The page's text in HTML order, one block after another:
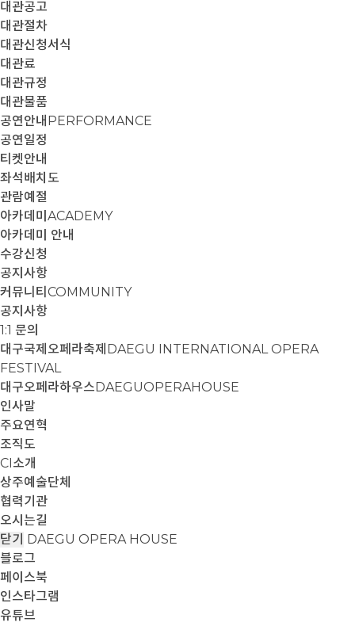
대관공고
대관절차
대관신청서식
대관료
대관규정
대관물품
공연안내 PERFORMANCE
공연일정
티켓안내
좌석배치도
관람예절
아카데미 ACADEMY
아카데미 안내
수강신청
공지사항
커뮤니티 COMMUNITY
공지사항
1:1 문의
대구국제오페라축제 DAEGU INTERNATIONAL OPERA
FESTIVAL
대구오페라하우스DAEGUOPERAHOUSE
인사말
주요연혁
조직도
CI소개
상주예술단체
협력기관
오시는길
닫기 DAEGU OPERA HOUSE
블로그
페이스북
인스타그램
유튜브